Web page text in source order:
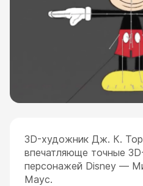
3D-художник Дж. К.
впечатляюще точные
персонажей Disney —
Маус.